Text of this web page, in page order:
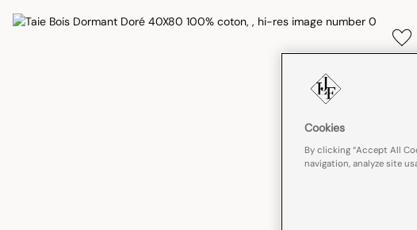
Cookies
By clicking “Accept All
navigation, analyze site